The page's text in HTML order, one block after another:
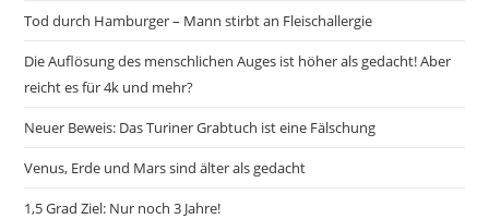
Tod durch Hamburger – Mann stirbt an Fleischallergie
Die Auflösung des menschlichen Auges ist höher als gedacht! Aber
reicht es für 4k und mehr?
Neuer Beweis: Das Turiner Grabtuch ist eine Fälschung
Venus, Erde und Mars sind älter als gedacht
1,5 Grad Ziel: Nur noch 3 Jahre!